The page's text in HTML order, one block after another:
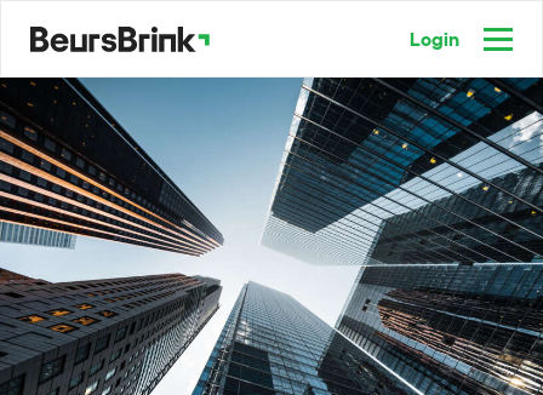
Login